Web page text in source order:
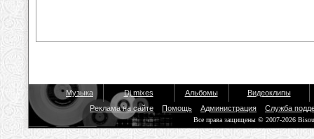
Музыка Dj mixes Альбомы
Видеоклипы
Реклама на сайте
Помощь Администрация Служба
Все права защищены © 2007-2026